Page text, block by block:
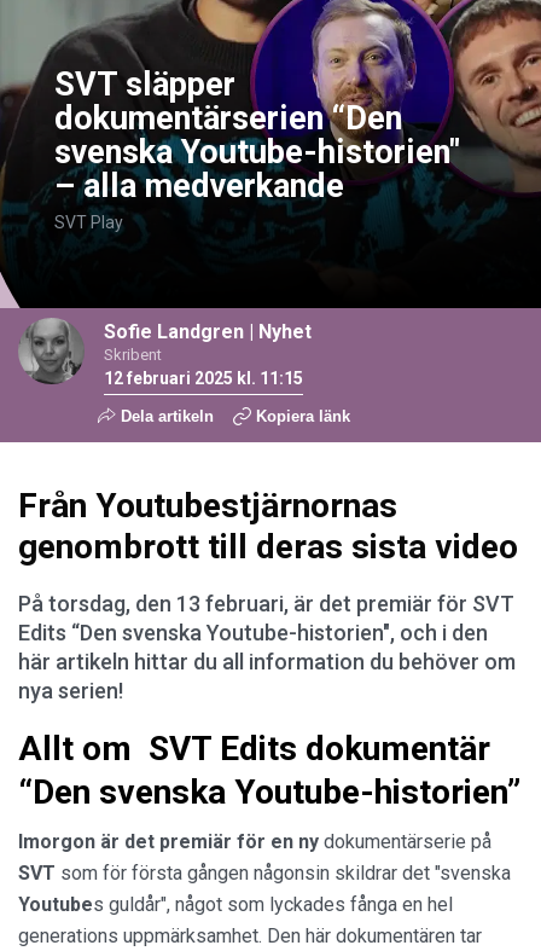
SVT släpper
dokumentärserien “Den
svenska Youtube-historien"
– alla medverkande
SVT Play
Sofie Landgren | Nyhet
Skribent
12 februari 2025 kl. 11:15
Dela artikeln Kopiera länk
Från Youtubestjärnornas
genombrott till deras sista video
På torsdag, den 13 februari, är det premiär för SVT
Edits “Den svenska Youtube-historien", och i den
här artikeln hittar du all information du behöver om
nya serien!
Allt om SVT Edits dokumentär
“Den svenska Youtube-historien”
Imorgon är det premiär för en ny dokumentärserie på
SVT som för första gången någonsin skildrar det "svenska
Youtubes guldår", något som lyckades fånga en hel
generations uppmärksamhet. Den här dokumentären tar